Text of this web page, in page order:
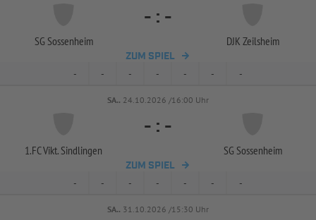
SG Sossenheim
- : -
DJK Zeilsheim
ZUM SPIEL
- - - - - - -
SA.. 24.10.2026 /16:00 Uhr
1.FC Vikt. Sindlingen
- : -
SG Sossenheim
ZUM SPIEL
- - - - - - -
SA.. 31.10.2026 /15:30 Uhr